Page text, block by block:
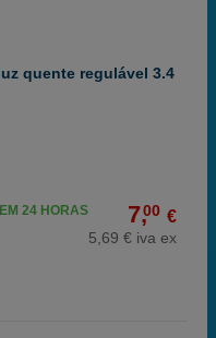
quente regulável 3.4
7,00 €
5,69 € iva ex
24 HORAS